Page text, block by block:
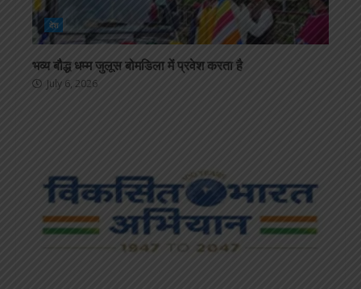
देश
भव्य बौद्ध धम्म जुलूस बोमडिला में प्रवेश करता है
July 6, 2026